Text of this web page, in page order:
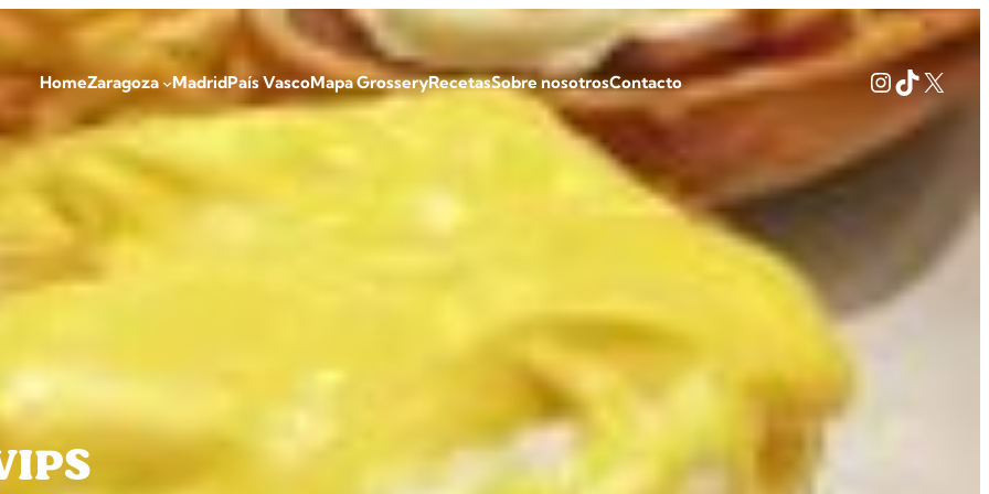
HomeZaragoza MadridPaís VascoMapa GrosseryRecetasSobre nosotrosContacto Instagram
TikTok
X